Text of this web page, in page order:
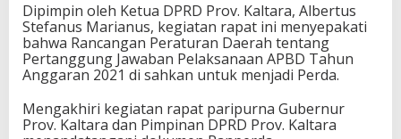
Dipimpin oleh Ketua DPRD Prov. Kaltara, Albertus
Stefanus Marianus, kegiatan rapat ini menyepakati
bahwa Rancangan Peraturan Daerah tentang
Pertanggung Jawaban Pelaksanaan APBD Tahun
Anggaran 2021 di sahkan untuk menjadi Perda.
Mengakhiri kegiatan rapat paripurna Gubernur
Prov. Kaltara dan Pimpinan DPRD Prov. Kaltara